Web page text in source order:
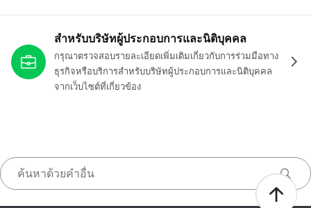
สำหรับบริษัทผู้ประกอบการและนิติบุคคล
กรุณาตรวจสอบรายละเอียดเพิ่มเติมเกี่ยวกับการร่วมมือทาง
ธุรกิจหรือบริการสำหรับบริษัทผู้ประกอบการและนิติบุคคล
จากเว็บไซต์ที่เกี่ยวข้อง